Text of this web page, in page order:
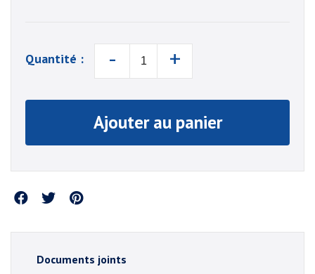
Quantité : - +
Ajouter au panier
Partager
Documents joints